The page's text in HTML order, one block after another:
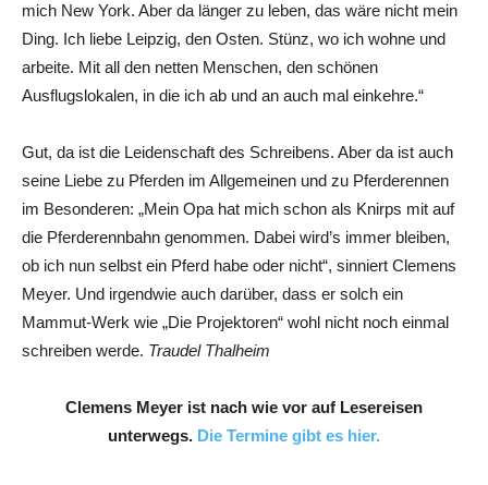
mich New York. Aber da länger zu leben, das wäre nicht mein
Ding. Ich liebe Leipzig, den Osten. Stünz, wo ich wohne und
arbeite. Mit all den netten Menschen, den schönen
Ausflugslokalen, in die ich ab und an auch mal einkehre.“
Gut, da ist die Leidenschaft des Schreibens. Aber da ist auch
seine Liebe zu Pferden im Allgemeinen und zu Pferderennen
im Besonderen: „Mein Opa hat mich schon als Knirps mit auf
die Pferderennbahn genommen. Dabei wird’s immer bleiben,
ob ich nun selbst ein Pferd habe oder nicht“, sinniert Clemens
Meyer. Und irgendwie auch darüber, dass er solch ein
Mammut-Werk wie „Die Projektoren“ wohl nicht noch einmal
schreiben werde. Traudel Thalheim
Clemens Meyer ist nach wie vor auf Lesereisen
unterwegs. Die Termine gibt es hier.